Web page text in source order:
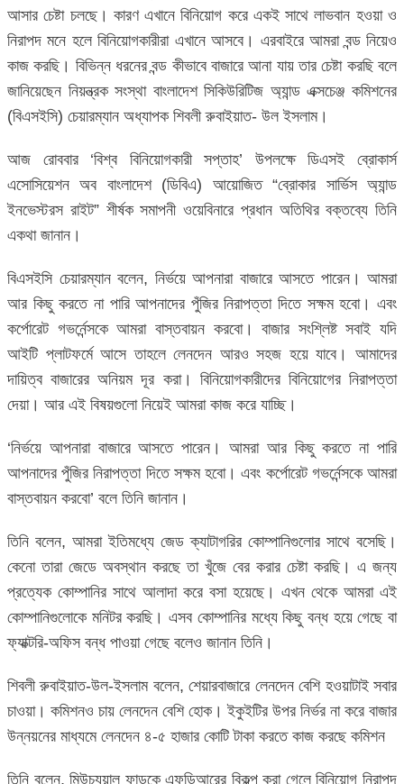
আসার চেষ্টা চলছে। কারণ এখানে বিনিয়োগ করে একই সাথে লাভবান হওয়া ও
নিরাপদ মনে হলে বিনিয়োগকারীরা এখানে আসবে। এরবাইরে আমরা বন্ড নিয়েও
কাজ করছি। বিভিন্ন ধরনের বন্ড কীভাবে বাজারে আনা যায় তার চেষ্টা করছি বলে
জানিয়েছেন নিয়ন্ত্রক সংস্থা বাংলাদেশ সিকিউরিটিজ অ্যান্ড এক্সচেঞ্জ কমিশনের
(বিএসইসি) চেয়ারম্যান অধ্যাপক শিবলী রুবাইয়াত- উল ইসলাম।
আজ রোববার ‘বিশ্ব বিনিয়োগকারী সপ্তাহ’ উপলক্ষে ডিএসই ব্রোকার্স
এসোসিয়েশন অব বাংলাদেশ (ডিবিএ) আয়োজিত “ব্রোকার সার্ভিস অ্যান্ড
ইনভেস্টরস রাইট” শীর্ষক সমাপনী ওয়েবিনারে প্রধান অতিথির বক্তব্যে তিনি
একথা জানান।
বিএসইসি চেয়ারম্যান বলেন, নির্ভয়ে আপনারা বাজারে আসতে পারেন। আমরা
আর কিছু করতে না পারি আপনাদের পুঁজির নিরাপত্তা দিতে সক্ষম হবো। এবং
কর্পোরেট গভর্নেন্সকে আমরা বাস্তবায়ন করবো। বাজার সংশ্লিষ্ট সবাই যদি
আইটি প্লাটফর্মে আসে তাহলে লেনদেন আরও সহজ হয়ে যাবে। আমাদের
দায়িত্ব বাজারের অনিয়ম দূর করা। বিনিয়োগকারীদের বিনিয়োগের নিরাপত্তা
দেয়া। আর এই বিষয়গুলো নিয়েই আমরা কাজ করে যাচ্ছি।
‘নির্ভয়ে আপনারা বাজারে আসতে পারেন। আমরা আর কিছু করতে না পারি
আপনাদের পুঁজির নিরাপত্তা দিতে সক্ষম হবো। এবং কর্পোরেট গভর্নেন্সকে আমরা
বাস্তবায়ন করবো’ বলে তিনি জানান।
তিনি বলেন, আমরা ইতিমধ্যে জেড ক্যাটাগরির কোম্পানিগুলোর সাথে বসেছি।
কেনো তারা জেডে অবস্থান করছে তা খুঁজে বের করার চেষ্টা করছি। এ জন্য
প্রত্যেক কোম্পানির সাথে আলাদা করে বসা হয়েছে। এখন থেকে আমরা এই
কোম্পানিগুলোকে মনিটর করছি। এসব কোম্পানির মধ্যে কিছু বন্ধ হয়ে গেছে বা
ফ্যাক্টরি-অফিস বন্ধ পাওয়া গেছে বলেও জানান তিনি।
শিবলী রুবাইয়াত-উল-ইসলাম বলেন, শেয়ারবাজারে লেনদেন বেশি হওয়াটাই সবার
চাওয়া। কমিশনও চায় লেনদেন বেশি হোক। ইকুইটির উপর নির্ভর না করে বাজার
উন্নয়নের মাধ্যমে লেনদেন ৪-৫ হাজার কোটি টাকা করতে কাজ করছে কমিশন
তিনি বলেন, মিউচ্যুয়াল ফান্ডকে এফডিআরের বিকল্প করা গেলে বিনিয়োগ নিরাপদ